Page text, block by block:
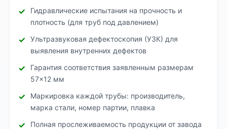
Гидравлические испытания на прочность и
плотность (для труб под давлением)
Ультразвуковая дефектоскопия (УЗК) для
выявления внутренних дефектов
Гарантия соответствия заявленным размерам
57×12 мм
Маркировка каждой трубы: производитель,
марка стали, номер партии, плавка
Полная прослеживаемость продукции от завода